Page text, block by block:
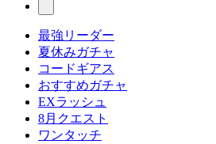
最強リーダー
夏休みガチャ
コードギアス
おすすめガチャ
EXラッシュ
8月クエスト
ワンタッチ